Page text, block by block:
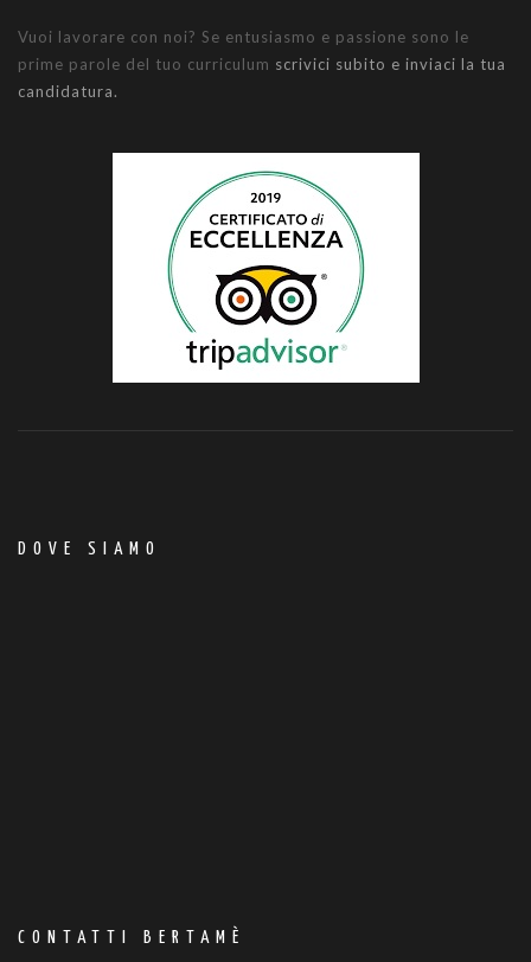
Vuoi lavorare con noi? Se entusiasmo e passione sono le
prime parole del tuo curriculum scrivici subito e inviaci la tua
candidatura.
DOVE SIAMO
CONTATTI BERTAMÈ